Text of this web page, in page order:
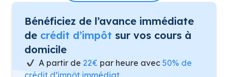
Bénéficiez de l’avance immédiate
de crédit d’impôt sur vos cours à
domicile
A partir de 22€ par heure avec 50% de